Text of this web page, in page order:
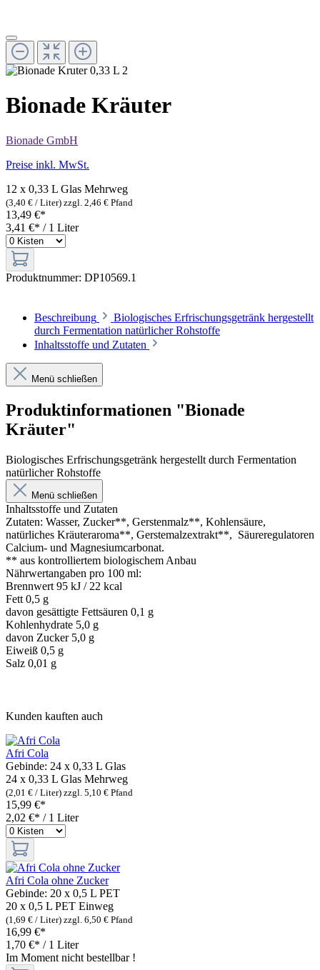
Bionade Kräuter
Bionade GmbH
Preise inkl. MwSt.
12 x 0,33 L Glas Mehrweg
(3,40 € / Liter) zzgl. 2,46 € Pfand
13,49 €*
3,41 €* / 1 Liter
Produktnummer: DP10569.1
Beschreibung
Biologisches Erfrischungsgetränk hergestellt
durch Fermentation natürlicher Rohstoffe
Inhaltsstoffe und Zutaten
Menü schließen
Produktinformationen "Bionade
Kräuter"
Biologisches Erfrischungsgetränk hergestellt durch Fermentation
natürlicher Rohstoffe
Menü schließen
Inhaltsstoffe und Zutaten
Zutaten: Wasser, Zucker**, Gerstenmalz**, Kohlensäure,
natürliches Kräuteraroma**, Gerstemalzextrakt**, Säureregulatoren
Calcium- und Magnesiumcarbonat.
** aus kontrolliertem biologischem Anbau
Nährwertangaben pro 100 ml:
Brennwert 95 kJ / 22 kcal
Fett 0,5 g
davon gesättigte Fettsäuren 0,1 g
Kohlenhydrate 5,0 g
davon Zucker 5,0 g
Eiweiß 0,5 g
Salz 0,01 g
Kunden kauften auch
Afri Cola
Gebinde: 24 x 0,33 L Glas
24 x 0,33 L Glas Mehrweg
(2,01 € / Liter) zzgl. 5,10 € Pfand
15,99 €*
2,02 €* / 1 Liter
Afri Cola ohne Zucker
Gebinde: 20 x 0,5 L PET
20 x 0,5 L PET Einweg
(1,69 € / Liter) zzgl. 6,50 € Pfand
16,99 €*
1,70 €* / 1 Liter
Im Moment nicht bestellbar !